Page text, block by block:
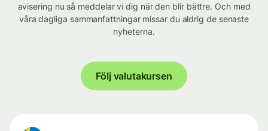
avisering nu så meddelar vi dig när den blir bättre. Och med
våra dagliga sammanfattningar missar du aldrig de senaste
nyheterna.
Följ valutakursen